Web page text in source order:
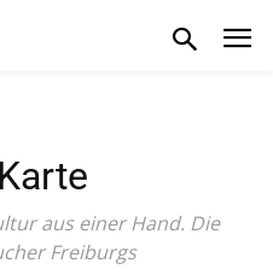
aus einer Hand. Die
Freiburgs